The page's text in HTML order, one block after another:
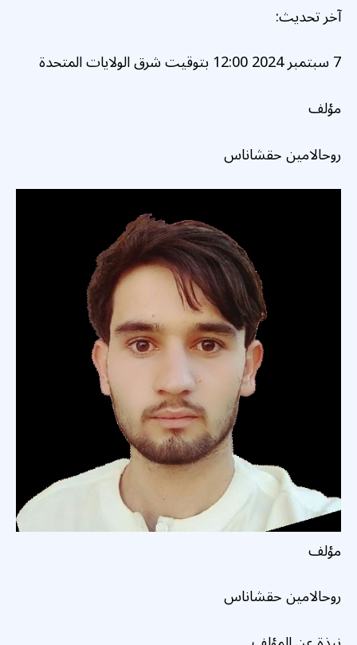
آخر تحديث:
7 سبتمبر 2024 12:00 بتوقيت شرق الولايات المتحدة
مؤلف
روحالامين حقشاناس
مؤلف
روحالامين حقشاناس